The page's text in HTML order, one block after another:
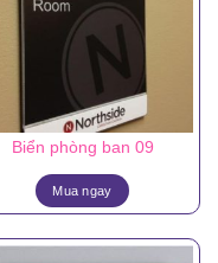
Biển phòng ban 09
Mua ngay